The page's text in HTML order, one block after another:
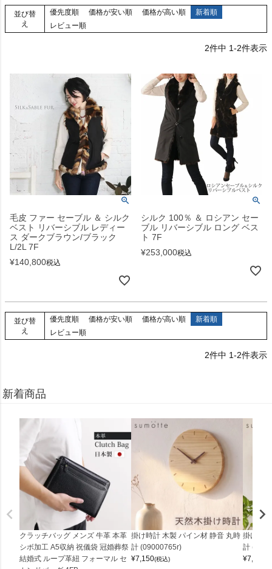
並び替
え
優先度順 価格が安い順 価格が高い順
新着順
レビュー順
2件中 1-2件表示
毛皮 ファー セーブル ＆ シルク
ベスト リバーシブル レディー
ス ダークブラウン/ブラック
L/2L 7F
¥140,800税込
シルク 100％ ＆ ロシアン セー
ブル リバーシブル ロング ベス
ト 7F
¥253,000税込
並び替
え
優先度順 価格が安い順 価格が高い順
新着順
レビュー順
2件中 1-2件表示
新着商品
クラッチバッグ メンズ 牛革 本革
シボ加工 A5収納 祝儀袋 冠婚葬祭
結婚式 ループ革紐 フォーマル セ
掛け時計 木製 パイン材 静音 丸時
計 (09000765r)
¥7,150(税込)
掛け時
計
¥7,150